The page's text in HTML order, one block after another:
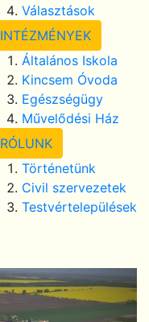
Választások
INTÉZMÉNYEK
Általános Iskola
Kincsem Óvoda
Egészségügy
Művelődési Ház
RÓLUNK
Történetünk
Civil szervezetek
Testvértelepülések